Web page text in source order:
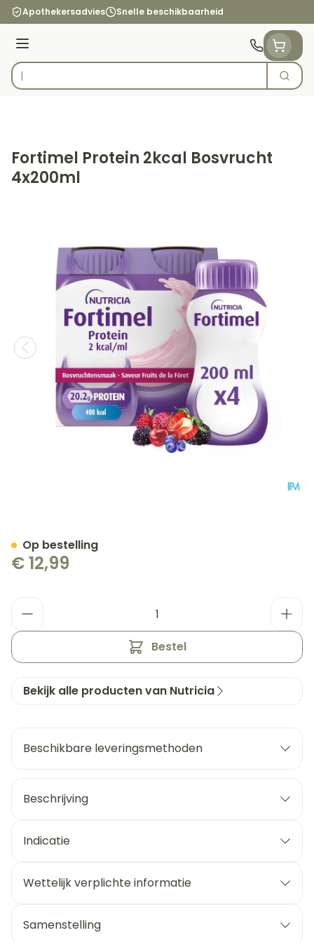
Ga naar de inhoud
Apothekersadvies Snelle beschikbaarheid
Menu
Product, merk, categorie...
Zoek
Fortimel Protein 2kcal Bosvrucht
4x200ml
€ 12,99
Bestel
Op bestelling
Bekijk alle producten van Nutricia
Beschikbare leveringsmethoden
Beschrijving
Indicatie
Wettelijk verplichte informatie
Samenstelling